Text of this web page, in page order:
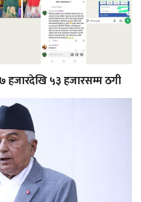
हजारदेखि ५३ हजारसम्म ठगी